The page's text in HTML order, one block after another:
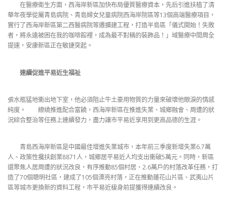
在醫療衛生方面，西海岸新區加快布局優質醫療資本，先后引進扶植了清
華年夜學從屬青島病院、青島婦女兒童病院西海岸院區等13個高端醫療項目，
實行了西海岸新區第二西醫病院等遷擴建工程，打造半島區「儀式開始！失敗
者，將永遠被困在我的咖啡館裡，成為最不對稱的裝飾品！」域醫療中間周全
提速，安康新區正在敏捷突起。
連續促進平易近生福祉
張水瓶猛地衝出地下室，他必須阻止牛土豪用物質的力量來破壞他眼淚的情感
純度。 繚繞推進配合富饒，西海岸新區在推進失業、城鄉融會、周遭的狀
況綜合整治等任務上連續發力，盡力讓市平易近享用到更高品德的生涯。
青島西海岸新區是中國最佳增進失業城市，本年前三季度新增失業6.7萬
人、政策性攙扶創業8871人，城鄉居平易近人均支出衝破5萬元。同時，新區
還聚焦人居周遭的狀況改良，有序推動85個村居、2.6萬戶的村落改革任務，打
造了70個聰明社區，建成了105個漂亮村落，正在推動蓮花山片區、武夷山片
區等城市更換新的資料工程，市平易近棲身前提獲得連續改良。